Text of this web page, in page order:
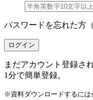
パスワードを忘れた方
ログイン
まだアカウント登録さ
1分で簡単登録。
※資料ダウンロードするには